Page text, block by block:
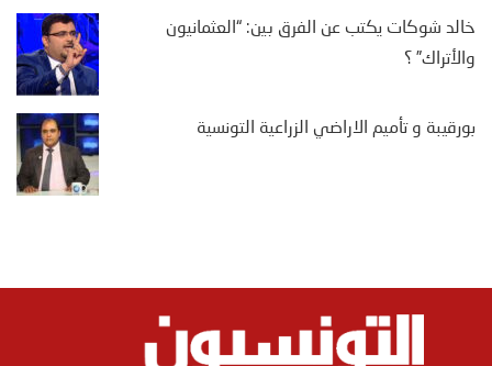
خالد شوكات يكتب عن الفرق بين: “العثمانيون
والأتراك” ؟
بورقيبة و تأميم الاراضي الزراعية التونسية